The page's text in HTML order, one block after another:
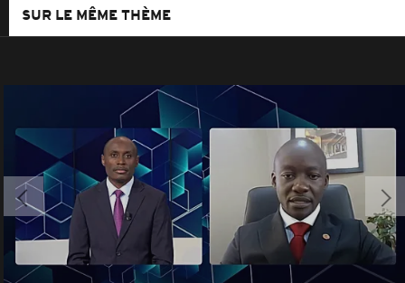
SUR LE MÊME THÈME